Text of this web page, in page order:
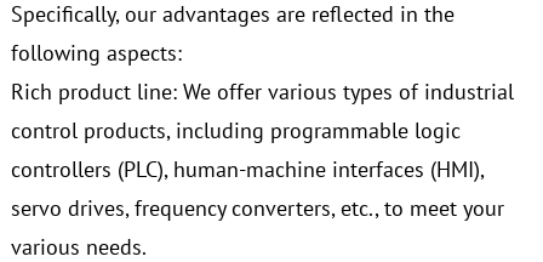
Specifically, our advantages are reflected in the
following aspects:
Rich product line: We offer various types of industrial
control products, including programmable logic
controllers (PLC), human-machine interfaces (HMI),
servo drives, frequency converters, etc., to meet your
various needs.